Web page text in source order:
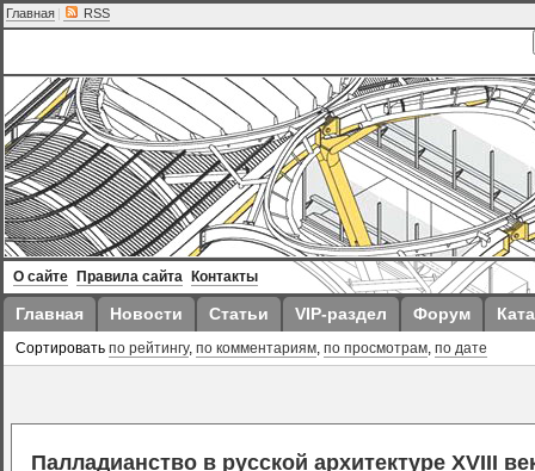
Главная | RSS
О сайте Правила сайта Контакты
Главная Новости Статьи VIP-раздел Форум
Сортировать по рейтингу, по комментариям, по просмотрам, по дате
Палладианство в русской архитектуре XVIII